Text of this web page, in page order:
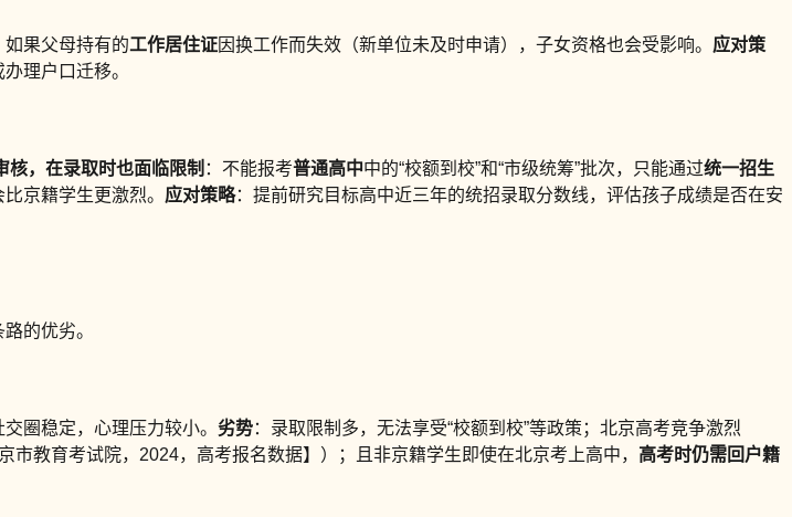
果父母持有的工作居住证因换工作而失效（新单位未及时申请），子女资格也会受影响。 应对策
理户口迁移。
核，在录取时也面临限制 ：不能报考普通高中中的“校额到校”和“市级统筹”批次，只能通过统一招生
京籍学生更激烈。 应对策略：提前研究目标高中近三年的统招录取分数线，评估孩子成绩是否在安
的优劣。
圈稳定，心理压力较小。 劣势：录取限制多，无法享受“校额到校”等政策；北京高考竞争激烈
教育考试院，2024，高考报名数据】）；且非京籍学生即使在北京考上高中， 高考时仍需回户籍